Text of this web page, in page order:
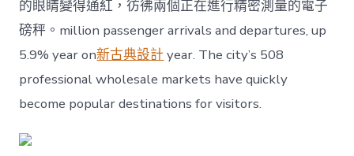
的眼睛變得通紅，彷彿兩個正在進行精密測量的電子
磅秤。million passenger arrivals and departures, up
5.9% year on新古典設計 year. The city’s 508
professional wholesale markets have quickly
become popular destinations for visitors.